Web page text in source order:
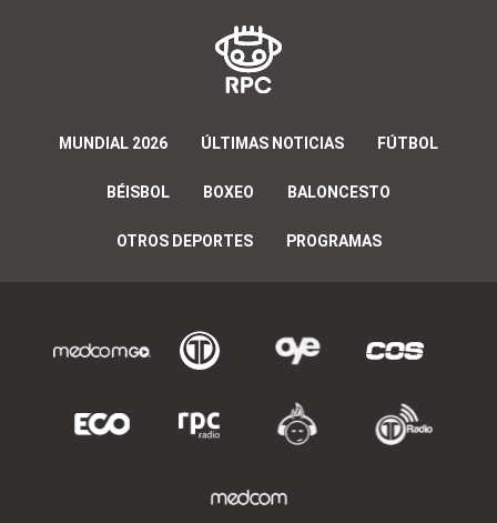
MUNDIAL 2026 ÚLTIMAS NOTICIAS FÚTBOL
BÉISBOL BOXEO BALONCESTO
OTROS DEPORTES PROGRAMAS